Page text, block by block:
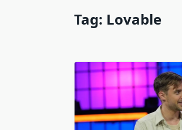
Tag: Lovable